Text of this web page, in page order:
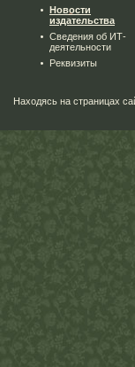
Новости
издательства
Сведения об ИТ-
деятельности
Реквизиты
Находясь на страницах